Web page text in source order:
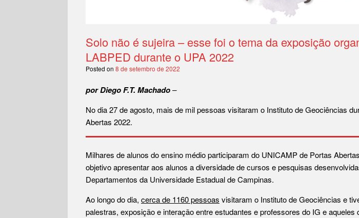
Solo não é sujeira – esse foi o tema da exposição
LABPED durante o UPA 2022
Posted on 8 de setembro de 2022
por Diego F.T. Machado–
No dia 27 de agosto, mais de mil pessoas visitaram o Instituto de Geociências
Abertas 2022.
Milhares de alunos do ensino médio participaram do UNICAMP de Portas
objetivo apresentar aos alunos a diversidade de cursos e pesquisas
Departamentos da Universidade Estadual de Campinas.
Ao longo do dia, cerca de 1160 pessoas visitaram o Instituto de Geociências e
palestras, exposição e interação entre estudantes e professores do IG e